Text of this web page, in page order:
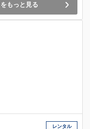
もっと見る
レンタル